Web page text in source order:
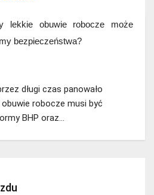
lekkie obuwie robocze może
bezpieczeństwa?
długi czas panowało
robocze musi być
BHP oraz…